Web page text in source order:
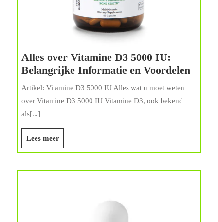
Alles over Vitamine D3 5000 IU:
Belangrijke Informatie en Voordelen
en
Artikel: Vitamine D3 5000 IU Alles wat u moet weten
over Vitamine D3 5000 IU Vitamine D3, ook bekend
als[...]
Lees meerLees
meer